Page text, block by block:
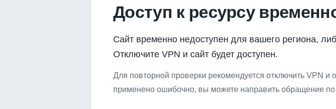
Доступ к ресурсу
Сайт временно недоступен для вашего региона,
Отключите VPN и сайт будет доступен.
Для повторной проверки рекомендуется отключить VPN и
применено ошибочно, вы можете направить обращение по